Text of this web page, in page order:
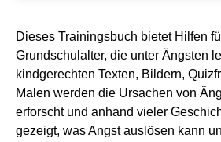
Dieses Trainingsbuch bietet Hilfen
Grundschulalter, die unter Ängsten
kindgerechten Texten, Bildern,
Malen werden die Ursachen von
erforscht und anhand vieler
gezeigt, was Angst auslösen kann